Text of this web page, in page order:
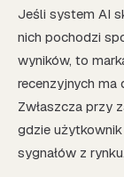
Jeśli system AI
nich pochodzi
wyników, to
recenzyjnych
Zwłaszcza przy
gdzie
sygnałów z rynku.